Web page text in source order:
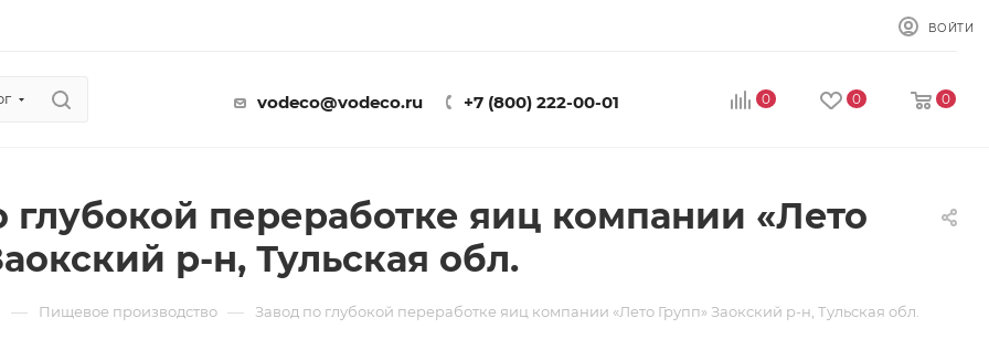
ВОЙТИ
vodeco@vodeco.ru +7 (800) 222-00-01 0 0 0
глубокой переработке яиц компании «Лето
р-н, Тульская обл.
— Пищевое производство — Завод по глубокой переработке яиц компании «Лето Групп» Заокский р-н, Тульская обл.